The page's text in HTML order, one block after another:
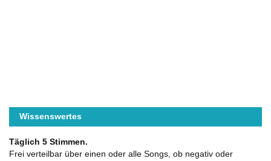
Wissenswertes
Täglich 5 Stimmen.
Frei verteilbar über einen oder alle Songs, ob negativ oder